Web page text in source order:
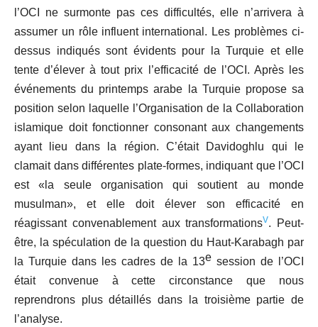
l’OCI ne surmonte pas ces difficultés, elle n’arrivera à
assumer un rôle influent international. Les problèmes ci-
dessus indiqués sont évidents pour la Turquie et elle
tente d’élever à tout prix l’efficacité de l’OCI. Après les
événements du printemps arabe la Turquie propose sa
position selon laquelle l’Organisation de la Collaboration
islamique doit fonctionner consonant aux changements
ayant lieu dans la région. C’était Davidoghlu qui le
clamait dans différentes plate-formes, indiquant que l’OCI
est «la seule organisation qui soutient au monde
musulman», et elle doit élever son efficacité en
réagissant convenablement aux transformationsv. Peut-
être, la spéculation de la question du Haut-Karabagh par
la Turquie dans les cadres de la 13e session de l’OCI
était convenue à cette circonstance que nous
reprendrons plus détaillés dans la troisième partie de
l’analyse.